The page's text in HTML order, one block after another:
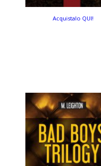
Acquistalo QUI!